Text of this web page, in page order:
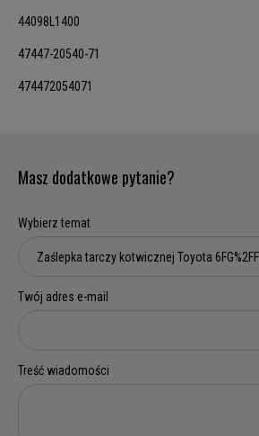
44098L1400
47447-20540-71
474472054071
Masz dodatkowe pytanie?